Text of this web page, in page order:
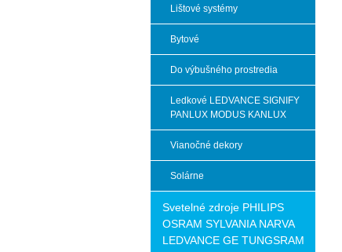
Lištové systémy
Bytové
Do výbušného prostredia
Ledkové LEDVANCE SIGNIFY
PANLUX MODUS KANLUX
Vianočné dekory
Solárne
Svetelné zdroje PHILIPS
OSRAM SYLVANIA NARVA
LEDVANCE GE TUNGSRAM